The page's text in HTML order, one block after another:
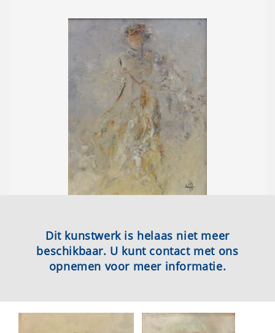
Dit kunstwerk is helaas niet meer
beschikbaar. U kunt contact met ons
opnemen voor meer informatie.